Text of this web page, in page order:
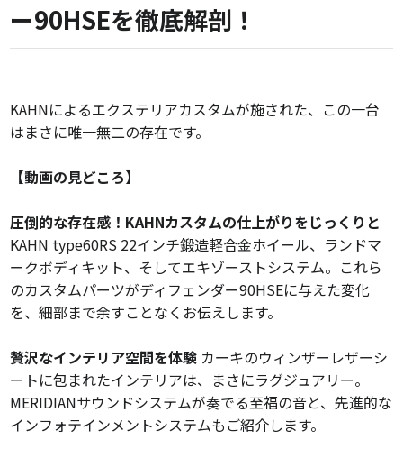
ー90HSEを徹底解剖！
KAHNによるエクステリアカスタムが施された、この一台
はまさに唯一無二の存在です。
【動画の見どころ】
圧倒的な存在感！KAHNカスタムの仕上がりをじっくりと
KAHN type60RS 22インチ鍛造軽合金ホイール、ランドマ
ークボディキット、そしてエキゾーストシステム。これら
のカスタムパーツがディフェンダー90HSEに与えた変化
を、細部まで余すことなくお伝えします。
贅沢なインテリア空間を体験 カーキのウィンザーレザーシ
ートに包まれたインテリアは、まさにラグジュアリー。
MERIDIANサウンドシステムが奏でる至福の音と、先進的な
インフォテインメントシステムもご紹介します。